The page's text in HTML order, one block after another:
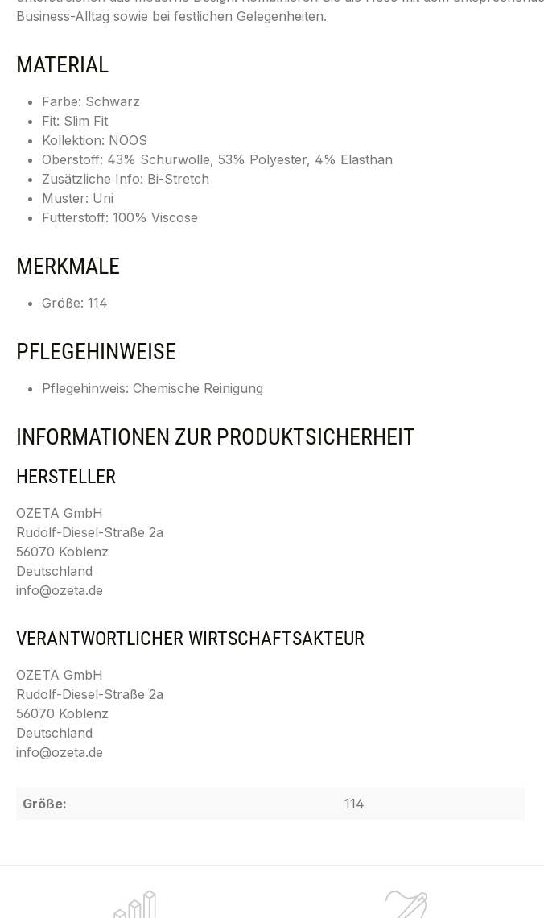
Business-Alltag sowie bei festlichen Gelegenheiten.
MATERIAL
Farbe: Schwarz
Fit: Slim Fit
Kollektion: NOOS
Oberstoff: 43% Schurwolle, 53% Polyester, 4% Elasthan
Zusätzliche Info: Bi-Stretch
Muster: Uni
Futterstoff: 100% Viscose
MERKMALE
Größe: 114
PFLEGEHINWEISE
Pflegehinweis: Chemische Reinigung
INFORMATIONEN ZUR PRODUKTSICHERHEIT
HERSTELLER
OZETA GmbH
Rudolf-Diesel-Straße 2a
56070 Koblenz
Deutschland
info@ozeta.de
VERANTWORTLICHER WIRTSCHAFTSAKTEUR
OZETA GmbH
Rudolf-Diesel-Straße 2a
56070 Koblenz
Deutschland
info@ozeta.de
Größe: 114